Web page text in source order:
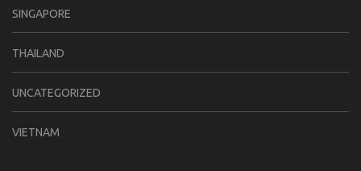
SINGAPORE
THAILAND
UNCATEGORIZED
VIETNAM